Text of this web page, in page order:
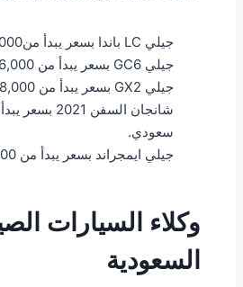
جيلي LC باندا بسعر يبدأ من20.000 ريال.
جيلي GC6 بسعر يبدأ من 26,000 ريال.
جيلي GX2 بسعر يبدأ من 28,000 ريال.
سعودي.
جيلي ايمجراند بسعر يبدأ من 37,000 ريال.
وكلاء السيارات
السعودية